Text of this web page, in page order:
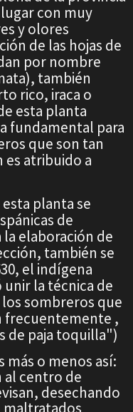
lugar con muy
y olores
de las hojas de
por nombre
también
rico, iraca o
esta planta
fundamental para
que son tan
es atribuido a
planta se
de
la elaboración de
también se
el indígena
la técnica de
sombreros que
frecuentemente ,
de paja toquilla")
más o menos así:
al centro de
desechando
maltratados